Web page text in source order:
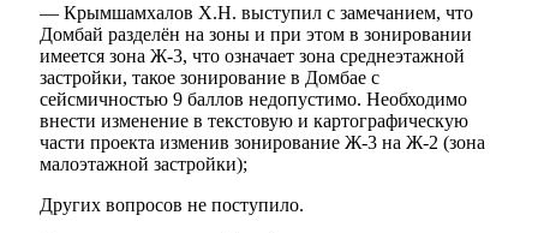
— Крымшамхалов Х.Н. выступил с замечанием, что
Домбай разделён на зоны и при этом в зонировании
имеется зона Ж-3, что означает зона среднеэтажной
застройки, такое зонирование в Домбае с
сейсмичностью 9 баллов недопустимо. Необходимо
внести изменение в текстовую и картографическую
части проекта изменив зонирование Ж-3 на Ж-2 (зона
малоэтажной застройки);
Других вопросов не поступило.